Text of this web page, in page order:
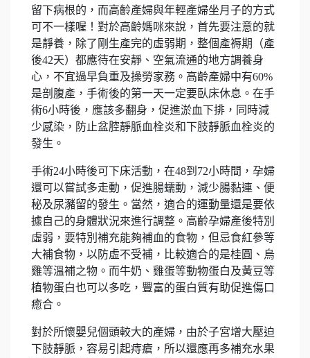
留下病根的，而高齡產婦與年輕產婦坐月子的方式
可不一樣喔！對於高齡媽咪來說，首先要注意的就
是靜養，除了剛生產完的虛弱期，整個產褥期（產
後42天）都應待在安靜、空氣流通的地方調養身
心，不宜過早負重及操勞家務。高齡產婦中有60%
是剖腹產，手術後的第一天一定要臥床休息。在手
術6小時後，應該多翻身，促進淤血下排，同時減
少感染，防止盆腔靜脈血栓炎和下肢靜脈血栓炎的
發生。
手術24小時後可下床活動，在48到72小時間，孕婦
還可以嘗試多走動，促進腸蠕動，減少腸黏連、便
秘及尿瀦留的發生。當然，適合的運動量還是要依
據自己的身體狀況來進行調整。高齡孕婦產後特別
虛弱，要特別補充能夠補血的食物，但忌食紅參等
大補食物，以防虛不受補，比較適合的是桂圓、烏
雞等溫補之物。而牛奶、雞蛋等動物蛋白及黃豆等
植物蛋白也可以多吃，豐富的蛋白質有助促進傷口
癒合。
對於所懷嬰兒個頭較大的產婦，由於子宮增大壓迫
下肢靜脈，容易引起痔瘡，所以還應再多補充水果